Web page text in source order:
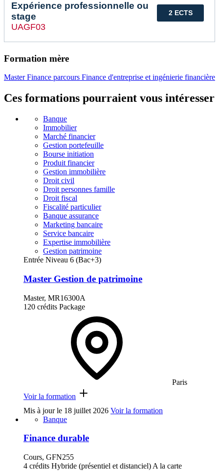
2 ECTS
Expérience professionnelle ou
stage
UAGF03
Formation mère
Master Finance parcours Finance d'entreprise et ingénierie financière
Ces formations pourraient vous intéresser
Banque
Immobilier
Marché financier
Gestion portefeuille
Bourse initiation
Produit financier
Gestion immobilière
Droit civil
Droit personnes famille
Droit fiscal
Fiscalité particulier
Banque assurance
Marketing bancaire
Service bancaire
Expertise immobilière
Gestion patrimoine
Entrée Niveau 6 (Bac+3)
Master Gestion de patrimoine
Master, MR16300A
120 crédits Package
Paris
Voir la formation
Mis à jour le 18 juillet 2026 Voir la formation
Banque
Finance durable
Cours, GFN255
4 crédits Hybride (présentiel et distanciel) A la carte